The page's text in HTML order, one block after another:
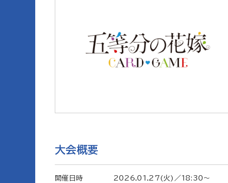
大会概要
開催日時 2026.01.27(火)／18:30〜